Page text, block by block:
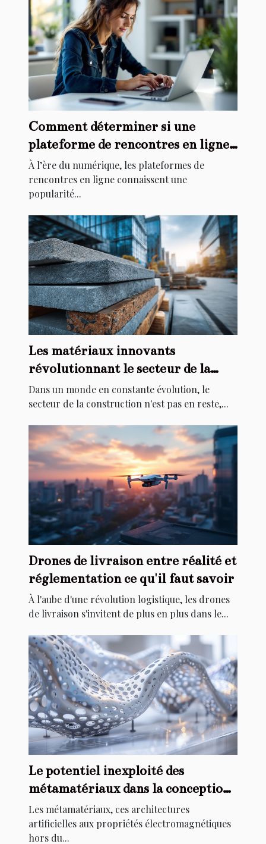
Comment déterminer si une
plateforme de rencontres en ligne
est sérieuse ?
À l’ère du numérique, les plateformes de
rencontres en ligne connaissent une
popularité...
Les matériaux innovants
révolutionnant le secteur de la
construction
Dans un monde en constante évolution, le
secteur de la construction n'est pas en reste,...
Drones de livraison entre réalité et
réglementation ce qu'il faut savoir
À l'aube d'une révolution logistique, les drones
de livraison s'invitent de plus en plus dans le...
Le potentiel inexploité des
métamatériaux dans la conception
des appareils de demain
Les métamatériaux, ces architectures
artificielles aux propriétés électromagnétiques
hors du...